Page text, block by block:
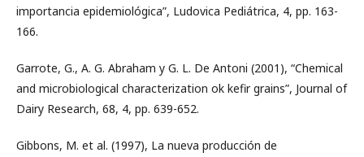
importancia epidemiológica”, Ludovica Pediátrica, 4, pp. 163-
166.
Garrote, G., A. G. Abraham y G. L. De Antoni (2001), “Chemical
and microbiological characterization ok kefir grains”, Journal of
Dairy Research, 68, 4, pp. 639-652.
Gibbons, M. et al. (1997), La nueva producción de